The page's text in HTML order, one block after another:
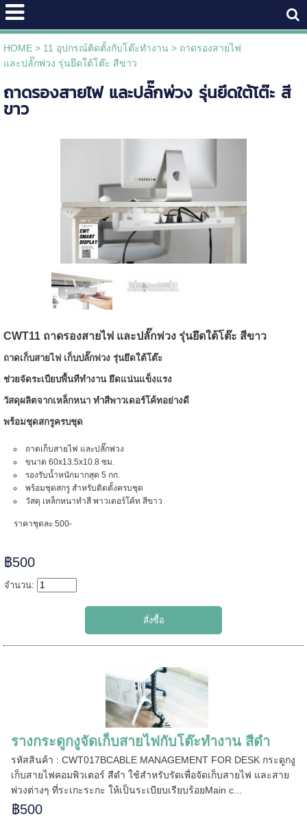
HOME> 11 อุปกรณ์ติดตั้งกับโต๊ะทำงาน > ถาดรองสายไฟ
และปลั๊กพ่วง รุ่นยึดใต้โต๊ะ สีขาว
ถาดรองสายไฟ และปลั๊กพ่วง รุ่นยึดใต้โต๊ะ สี
ขาว
CWT11 ถาดรองสายไฟ และปลั๊กพ่วง รุ่นยึดใต้โต๊ะ สีขาว
ถาดเก็บสายไฟ เก็บปลั๊กพ่วง รุ่นยึดใต้โต๊ะ
ช่วยจัดระเบียบพื้นทีทำงาน ยึดแน่นแข็งแรง
วัสดุผลิตจากเหล็กหนา ทำสีพาวเดอร์โค้ทอย่างดี
พร้อมชุดสกรูครบชุด
ถาดเก็บสายไฟ และปลั๊กพ่วง
ขนาด 60x13.5x10.8 ซม.
รองรับน้ำหนักมากสุด 5 กก.
พร้อมชุดสกรู สำหรับติดตั้งครบชุด
วัสดุ เหล็กหนาทำสี พาวเดอร์โค้ท สีขาว
ราคาชุดละ 500-
฿500
จำนวน:
รางกระดูกงูจัดเก็บสายไฟกับโต๊ะทำงาน สีดำ
รหัสสินค้า : CWT017BCABLE MANAGEMENT FOR DESK กระดูกงู
เก็บสายไฟคอมพิวเตอร์ สีดำ ใช้สำหรับรัดเพื่อจัดเก็บสายไฟ และสาย
พ่วงต่างๆ ที่ระเกะระกะ ให้เป็นระเบียบเรียบร้อยMain c...
฿500